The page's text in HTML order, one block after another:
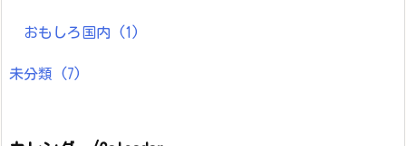
おもしろ国内 (1)
未分類 (7)